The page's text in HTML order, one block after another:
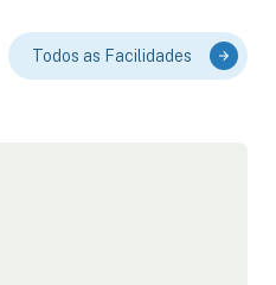
Todos as Facilidades